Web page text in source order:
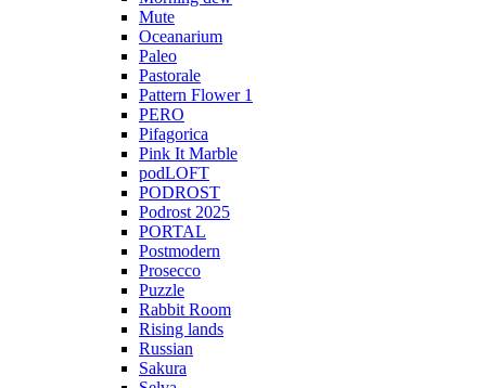
Mute
Oceanarium
Paleo
Pastorale
Pattern Flower 1
PERO
Pifagorica
Pink It Marble
podLOFT
PODROST
Podrost 2025
PORTAL
Postmodern
Prosecco
Puzzle
Rabbit Room
Rising lands
Russian
Sakura